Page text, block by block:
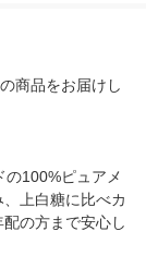
商品をお届けし
100%ピュアメ
上白糖に比べカ
の方まで安心し